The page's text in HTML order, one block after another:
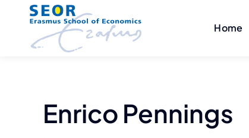
content
Home
Enrico Pennings